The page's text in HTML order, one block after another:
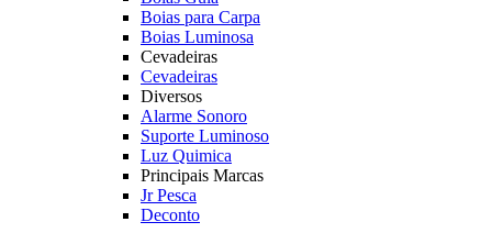
Boias para Carpa
Boias Luminosa
Cevadeiras
Cevadeiras
Diversos
Alarme Sonoro
Suporte Luminoso
Luz Quimica
Principais Marcas
Jr Pesca
Deconto